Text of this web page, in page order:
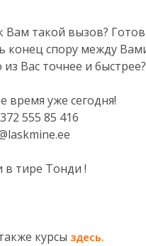
Вам такой вызов?
конец спору между
Вас точнее и
время уже сегодня!
555 85 416
в тире Тонди !
курсы здесь.